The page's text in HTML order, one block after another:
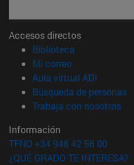
Accesos directos
Biblioteca
Mi correo(abre en nueva
Aula virtual ADI
Búsqueda de personas
Trabaja con nosotros
Información
TFNO +34 948 42 56 00
¿QUÉ GRADO TE INTERESA?